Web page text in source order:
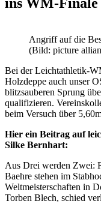
ins WM-Finale
Angriff auf die
(Bild: picture
Bei der Leichtathletik-
Holzdeppe auch unser
blitzsauberen Sprung
qualifizieren.
beim Versuch über
Hier ein Beitrag auf
Silke Bernhart:
Aus Drei werden Zwei:
Baehre stehen im
Weltmeisterschaften in
Torben Blech, schied